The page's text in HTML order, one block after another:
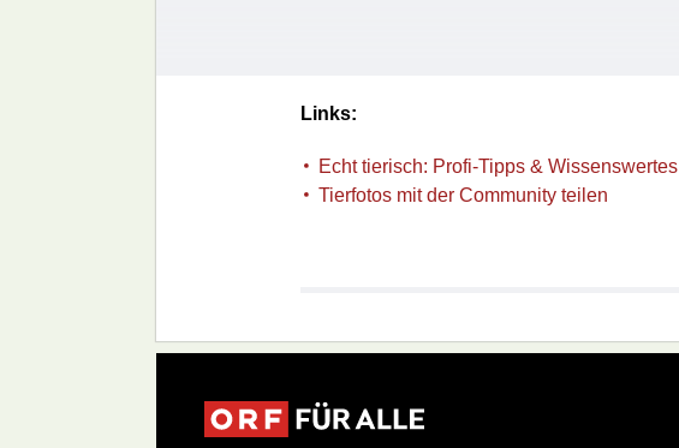
Links:
Echt tierisch: Profi-Tipps & Wissenswertes
Tierfotos mit der Community teilen